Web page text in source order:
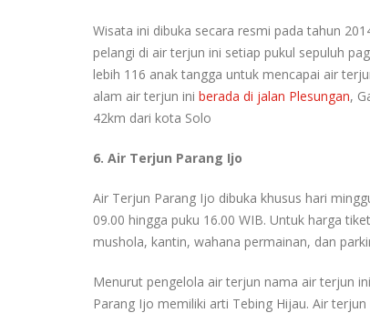
Wisata ini dibuka secara resmi pada tahun
pelangi di air terjun ini setiap pukul sepuluh
lebih 116 anak tangga untuk mencapai air
alam air terjun ini berada di jalan Plesungan,
42km dari kota Solo
6. Air Terjun Parang Ijo
Air Terjun Parang Ijo dibuka khusus hari
09.00 hingga puku 16.00 WIB. Untuk harga
mushola, kantin, wahana permainan, dan
Menurut pengelola air terjun nama air terjun
Parang Ijo memiliki arti Tebing Hijau. Air